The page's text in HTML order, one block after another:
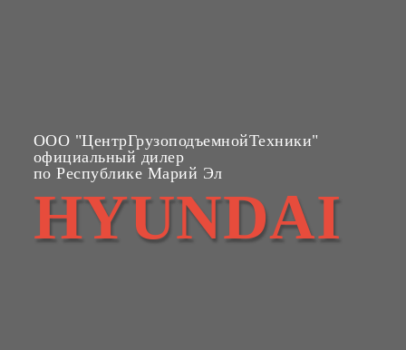
ООО "ЦентрГрузоподъемнойТехники"
официальный дилер
по Республике Марий Эл
HYUNDAI